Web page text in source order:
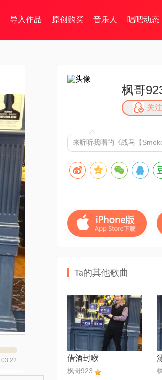
导入作品 原创购买 音乐人 唱吧动态
03:22
枫哥
关注
来听听我唱的《战马【
Ta的其他歌曲
借酒封喉
枫哥923